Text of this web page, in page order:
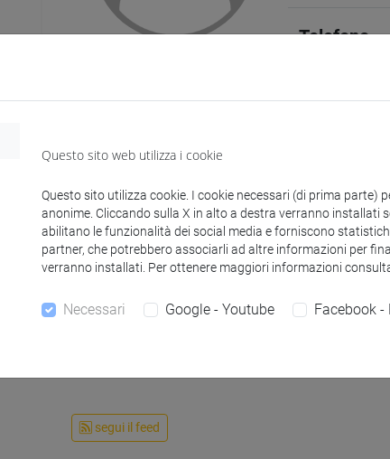
Telefono
Sicurezza
segui il feed
Questo sito web utilizza i cookie
Questo sito utilizza cookie. I cookie necessari (di prima
anonime. Cliccando sulla X in alto a destra verranno installati
abilitano le funzionalità dei social media e forniscono
partner, che potrebbero associarli ad altre informazioni per
verranno installati. Per ottenere maggiori informazioni
Necessari Google - Youtube Facebook -